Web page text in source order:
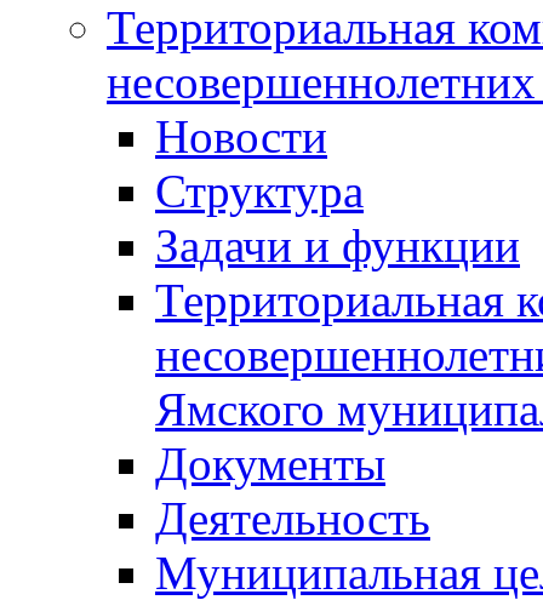
Территориальная
Новости
Структура
Задачи и функции
Территориальная
Ямского
Документы
Деятельность
Муниципальная